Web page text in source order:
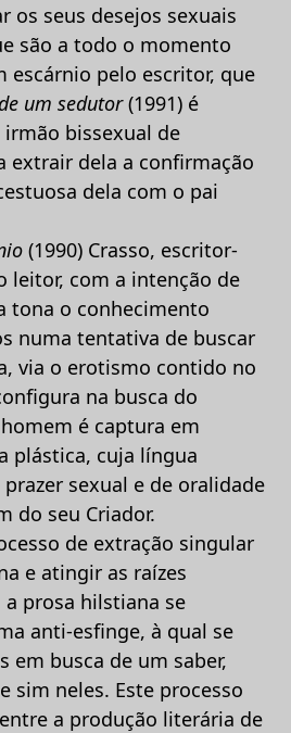
os seus desejos sexuais
são a todo o momento
escárnio pelo escritor, que
um sedutor(1991) é
bissexual de
extrair dela a confirmação
dela com o pai
(1990) Crasso, escritor-
leitor, com a intenção de
tona o conhecimento
numa tentativa de buscar
via o erotismo contido no
na busca do
é captura em
plástica, cuja língua
sexual e de oralidade
do seu Criador.
de extração singular
e atingir as raízes
a prosa hilstiana se
anti-esfinge, à qual se
em busca de um saber,
sim neles. Este processo
a produção literária de